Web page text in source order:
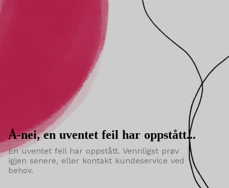
Å-nei, en uventet feil har oppstått...
En uventet feil har oppstått. Vennligst prøv
igjen senere, eller kontakt kundeservice ved
behov.